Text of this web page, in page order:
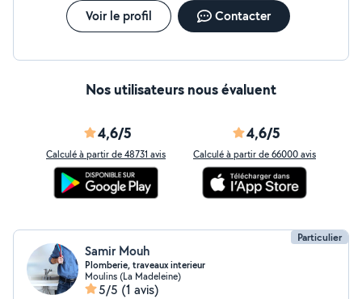
Voir le profil Contacter
Nos utilisateurs nous évaluent
4,6/5
Calculé à partir de 48731 avis
4,6/5
Calculé à partir de 66000 avis
Particulier
Samir Mouh
Plomberie, traveaux interieur
Moulins (La Madeleine)
5/5 (1 avis)